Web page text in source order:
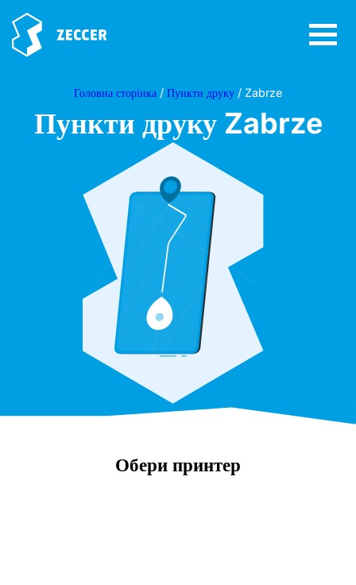
Головна сторінка / Пункти друку / Zabrze
Пункти друку Zabrze
Обери принтер